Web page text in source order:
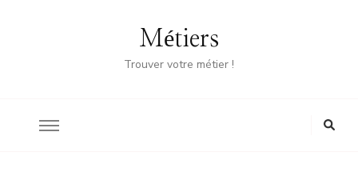
Métiers
Trouver votre métier !